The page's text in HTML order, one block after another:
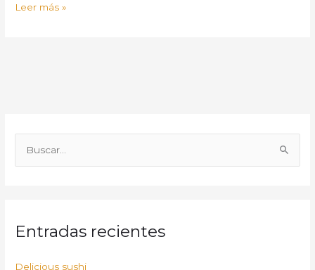
Leer más »
a
p
Entradas recientes
Delicious sushi